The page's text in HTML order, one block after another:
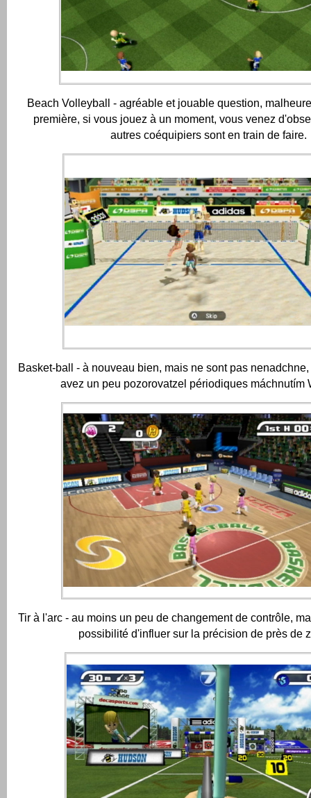
Beach Volleyball - agréable et jouable question,
première, si vous jouez à un moment, vous venez
autres coéquipiers sont en train de faire.
Basket-ball - à nouveau bien, mais ne sont pas
avez un peu pozorovatzel périodiques máchnutím
Tir à l'arc - au moins un peu de changement de contrôle,
possibilité d'influer sur la précision de près de